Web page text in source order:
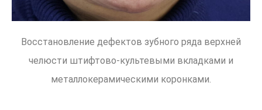
Восстановление дефектов зубного ряда верхней
челюсти штифтово-культевыми вкладками и
металлокерамическими коронками.